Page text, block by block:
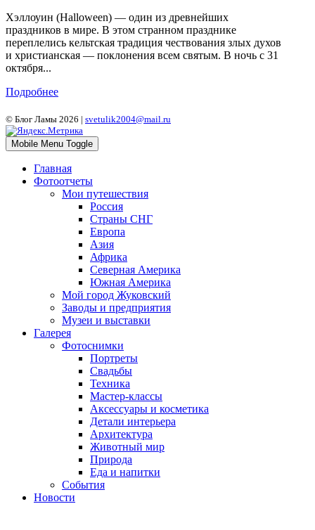
Хэллоуин (Halloween) — один из древнейших
праздников в мире. В этом странном празднике
переплелись кельтская традиция чествования злых духов
и христианская — поклонения всем святым. В ночь с 31
октября...
Подробнее
© Блог Ламы 2026 | svetulik2004@mail.ru
Mobile Menu Toggle
Главная
Фотоотчеты
Мои путешествия
Россия
Страны СНГ
Европа
Азия
Африка
Северная Америка
Южная Америка
Мой город Жуковский
Заводы и предприятия
Музеи и выставки
Галерея
Фотоснимки
Портреты
Свадьбы
Техника
Мастер-классы
Аксессуары и косметика
Детали интерьера
Архитектура
Животный мир
Природа
Еда и напитки
События
Новости